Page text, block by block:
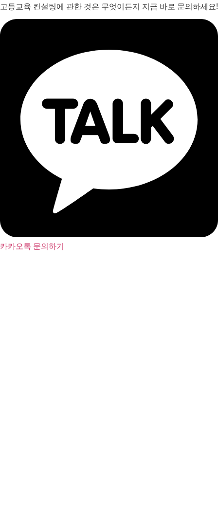
고등교육 컨설팅에 관한 것은 무엇이든지 지금 바로 문의하세요!
카카오톡 문의하기